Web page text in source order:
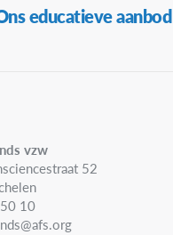
educatieve aanbod
vzw
52
10